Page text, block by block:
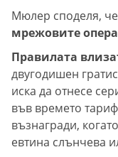
Мюлер споделя,
мрежовите
Правилата
двугодишен
иска да отнесе
във времето
възнагради,
евтина слънчева